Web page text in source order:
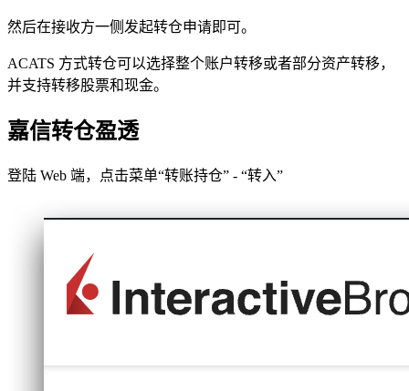
然后在接收方一侧发起转仓申请即可。
ACATS 方式转仓可以选择整个账户转移或者部分资产转移，
并支持转移股票和现金。
嘉信转仓盈透
登陆 Web 端，点击菜单“转账持仓” - “转入”